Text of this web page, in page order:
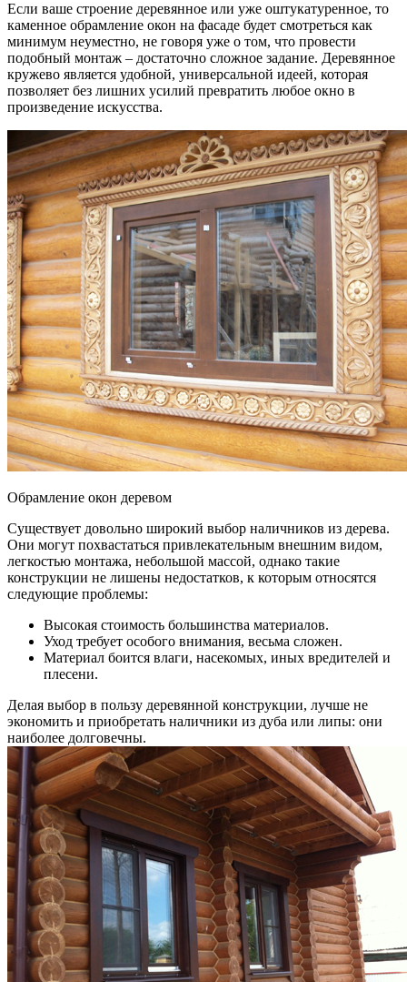
Если ваше строение деревянное или уже оштукатуренное, то
каменное обрамление окон на фасаде будет смотреться как
минимум неуместно, не говоря уже о том, что провести
подобный монтаж – достаточно сложное задание. Деревянное
кружево является удобной, универсальной идеей, которая
позволяет без лишних усилий превратить любое окно в
произведение искусства.
Обрамление окон деревом
Существует довольно широкий выбор наличников из дерева.
Они могут похвастаться привлекательным внешним видом,
легкостью монтажа, небольшой массой, однако такие
конструкции не лишены недостатков, к которым относятся
следующие проблемы:
Высокая стоимость большинства материалов.
Уход требует особого внимания, весьма сложен.
Материал боится влаги, насекомых, иных вредителей и
плесени.
Делая выбор в пользу деревянной конструкции, лучше не
экономить и приобретать наличники из дуба или липы: они
наиболее долговечны.